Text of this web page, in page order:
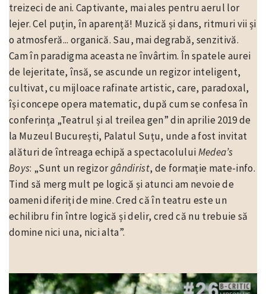
treizeci de ani. Captivante, mai ales pentru aerul lor
lejer. Cel puțin, în aparență! Muzică și dans, ritmuri vii și
o atmosferă... organică. Sau, mai degrabă, senzitivă.
Cam în paradigma aceasta ne învârtim. În spatele aurei
de lejeritate, însă, se ascunde un regizor inteligent,
cultivat, cu mijloace rafinate artistic, care, paradoxal,
își concepe opera matematic, după cum se confesa în
conferința „Teatrul și al treilea gen” din aprilie 2019 de
la Muzeul București, Palatul Suțu, unde a fost invitat
alături de întreaga echipă a spectacoluluiMedea’s
Boys: „Sunt un regizorgândirist, de formație mate-info.
Tind să merg mult pe logică și atunci am nevoie de
oameni diferiți de mine. Cred că în teatru este un
echilibru fin între logică și delir, cred că nu trebuie să
domine nici una, nici alta”.